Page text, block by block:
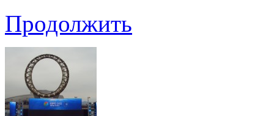
Продолжить